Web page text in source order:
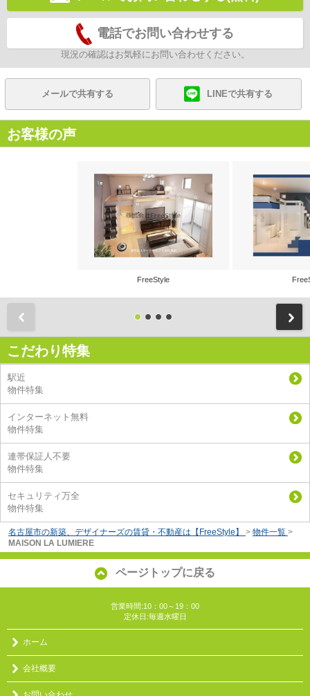
電話でお問い合わせする
現況の確認はお気軽にお問い合わせください。
メールで共有する LINEで共有する
お客様の声
FreeStyle
こだわり特集
駅近
物件特集
インターネット無料
物件特集
連帯保証人不要
物件特集
セキュリティ万全
物件特集
名古屋市の新築、デザイナーズの賃貸・不動産は【FreeStyle】 > 物件一覧 >
MAISON LA LUMIERE
ページトップに戻る
営業時間:10：00～19：00
定休日:毎週水曜日
ホーム
会社概要